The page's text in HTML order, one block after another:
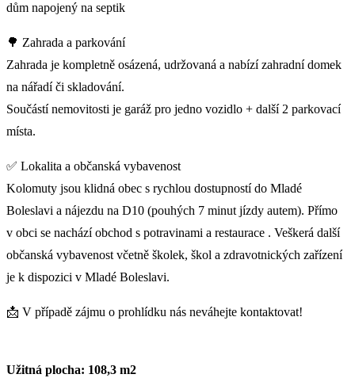
dům napojený na septik
🌳 Zahrada a parkování
Zahrada je kompletně osázená, udržovaná a nabízí zahradní domek
na nářadí či skladování.
Součástí nemovitosti je garáž pro jedno vozidlo + další 2 parkovací
místa.
✅ Lokalita a občanská vybavenost
Kolomuty jsou klidná obec s rychlou dostupností do Mladé
Boleslavi a nájezdu na D10 (pouhých 7 minut jízdy autem). Přímo
v obci se nachází obchod s potravinami a restaurace . Veškerá další
občanská vybavenost včetně školek, škol a zdravotnických zařízení
je k dispozici v Mladé Boleslavi.
📩 V případě zájmu o prohlídku nás neváhejte kontaktovat!
Užitná plocha: 108,3 m2